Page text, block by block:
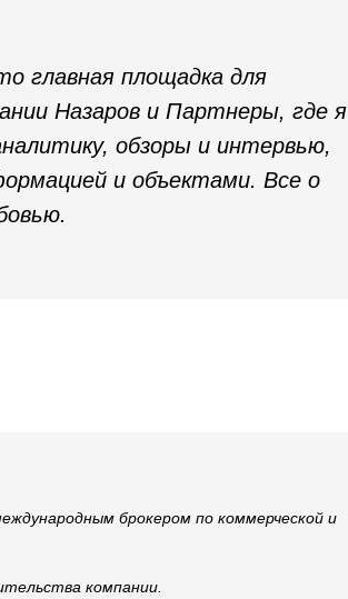
главная площадка для
Назаров и Партнеры, где я
обзоры и интервью,
и объектами. Все о
брокером по коммерческой и
компании.